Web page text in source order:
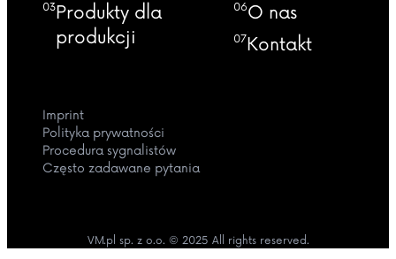
03Produkty dla
produkcji
06O nas
07Kontakt
Imprint
Polityka prywatności
Procedura sygnalistów
Często zadawane pytania
VM.pl sp. z o.o. © 2025 All rights reserved.